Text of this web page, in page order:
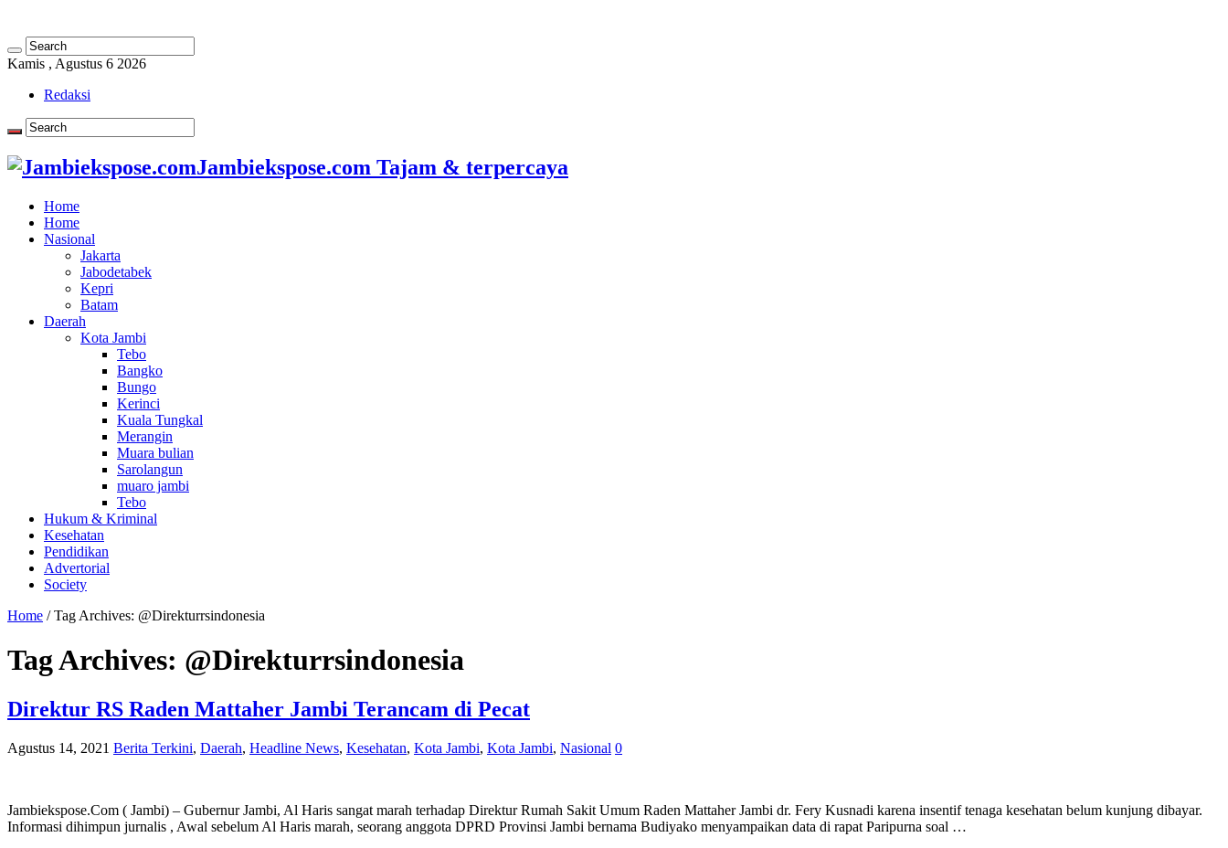
Kamis , Agustus 6 2026
Redaksi
Jambiekspose.com Tajam & terpercaya
Home
Home
Nasional
Jakarta
Jabodetabek
Kepri
Batam
Daerah
Kota Jambi
Tebo
Bangko
Bungo
Kerinci
Kuala Tungkal
Merangin
Muara bulian
Sarolangun
muaro jambi
Tebo
Hukum & Kriminal
Kesehatan
Pendidikan
Advertorial
Society
Home / Tag Archives: @Direkturrsindonesia
Tag Archives: @Direkturrsindonesia
Direktur RS Raden Mattaher Jambi Terancam di Pecat
Agustus 14, 2021 Berita Terkini, Daerah, Headline News, Kesehatan, Kota Jambi, Kota Jambi, Nasional 0
Jambiekspose.Com ( Jambi) – Gubernur Jambi, Al Haris sangat marah terhadap Direktur Rumah Sakit Umum Raden Mattaher Jambi dr. Fery Kusnadi karena insentif tenaga kesehatan belum kunjung dibayar.
Informasi dihimpun jurnalis , Awal sebelum Al Haris marah, seorang anggota DPRD Provinsi Jambi bernama Budiyako menyampaikan data di rapat Paripurna soal …